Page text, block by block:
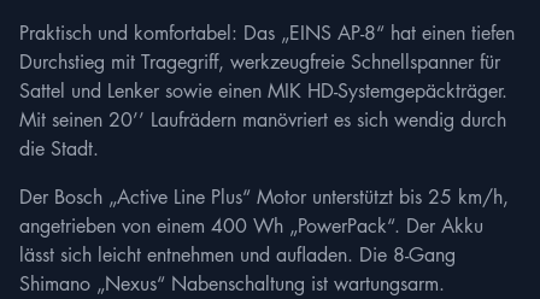
Praktisch und komfortabel: Das „EINS AP-8“ hat einen tiefen
Durchstieg mit Tragegriff, werkzeugfreie Schnellspanner für
Sattel und Lenker sowie einen MIK HD-Systemgepäckträger.
Mit seinen 20’’ Laufrädern manövriert es sich wendig durch
die Stadt.
Der Bosch „Active Line Plus“ Motor unterstützt bis 25 km/h,
angetrieben von einem 400 Wh „PowerPack“. Der Akku
lässt sich leicht entnehmen und aufladen. Die 8-Gang
Shimano „Nexus“ Nabenschaltung ist wartungsarm.